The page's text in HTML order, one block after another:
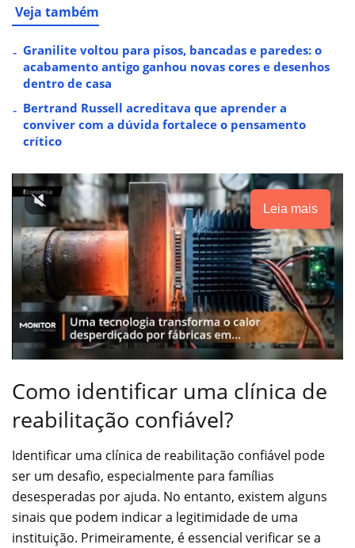
Veja também
Granilite voltou para pisos, bancadas e paredes: o
acabamento antigo ganhou novas cores e desenhos
dentro de casa
Bertrand Russell acreditava que aprender a
conviver com a dúvida fortalece o pensamento
crítico
Leia mais
Como identificar uma clínica de
reabilitação confiável?
Identificar uma clínica de reabilitação confiável pode
ser um desafio, especialmente para famílias
desesperadas por ajuda. No entanto, existem alguns
sinais que podem indicar a legitimidade de uma
instituição. Primeiramente, é essencial verificar se a